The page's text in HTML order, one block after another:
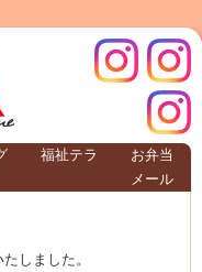
の料理教
福祉テラ
お弁当
メール
インス
クレモ
しました。